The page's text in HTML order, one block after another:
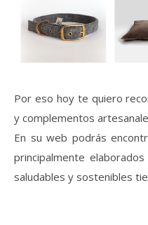
Por eso hoy te quiero
y complementos
En su web podrás
principalmente
saludables y sostenibles